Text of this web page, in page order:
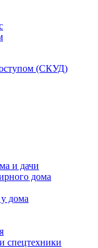
(СКУД)
и дачи
дома
дома
спецтехники